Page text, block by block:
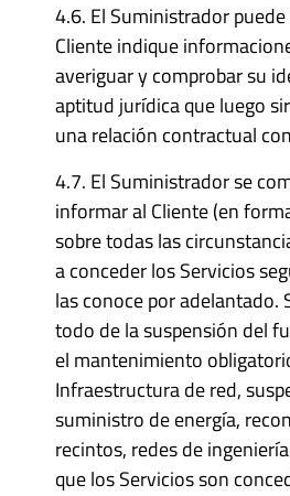
4.6. El Suministrador
Cliente indique
averiguar y comprobar su
aptitud jurídica que luego
una relación contractual
4.7. El Suministrador se
informar al Cliente (en
sobre todas las
a conceder los Servicios
las conoce por adelantado.
todo de la suspensión del
el mantenimiento
Infraestructura de red,
suministro de energía,
recintos, redes de
que los Servicios son